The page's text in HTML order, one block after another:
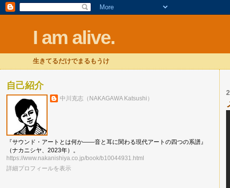
I am alive.
生きてるだけでまるもうけ
自己紹介
中川克志（NAKAGAWA Katsushi）
『サウンド・アートとは何か――音と耳に関わる現代アートの四つの系譜』
（ナカニシヤ、2023年）。
https://www.nakanishiya.co.jp/book/b10044931.html
詳細プロフィールを表示